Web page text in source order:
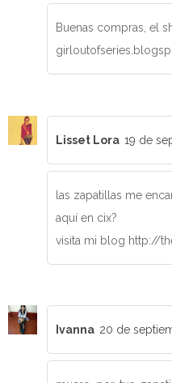
Buenas compras, el
Lisset Lora 19 de
las zapatillas me
aquí en cix?
visita mi blog http://
Ivanna 20 de